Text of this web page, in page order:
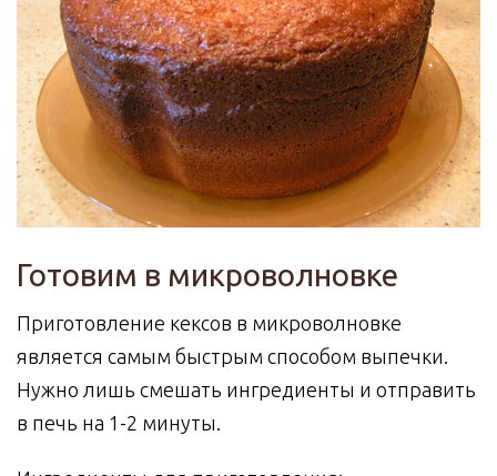
Готовим в микроволновке
Приготовление кексов в микроволновке
является самым быстрым способом выпечки.
Нужно лишь смешать ингредиенты и отправить
в печь на 1-2 минуты.